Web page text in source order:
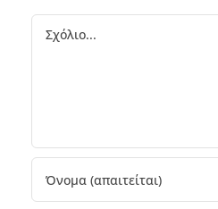
Comment